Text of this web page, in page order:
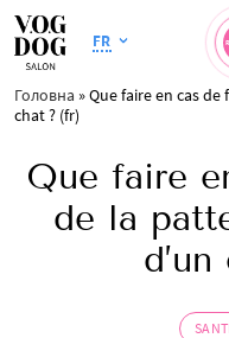
FR
Головна »Que faire en cas
chat ? (fr)
Que faire
de la